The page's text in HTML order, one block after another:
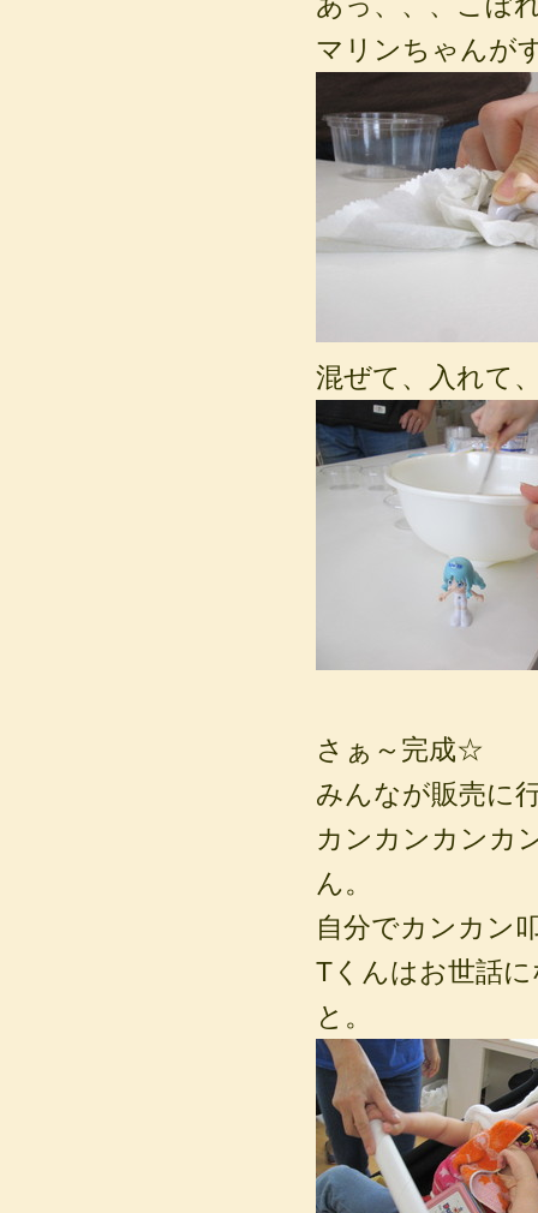
マリンちゃんが
混ぜて、入れて
さぁ～完成☆
みんなが販売に
カンカンカンカ
ん。
自分でカンカン
Tくんはお世話
と。